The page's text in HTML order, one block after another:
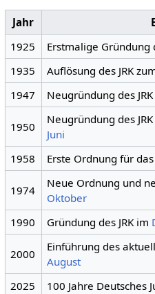
Jahr
1925
Erstmalige Gründung
1935
Auflösung des JRK
1947
Neugründung des
1950
Neugründung des
Juni
1958
Erste Ordnung für das
1974
Neue Ordnung und
Oktober
1990
Gründung des JRK im
2000
Einführung des
August
2025
100 Jahre Deutsches